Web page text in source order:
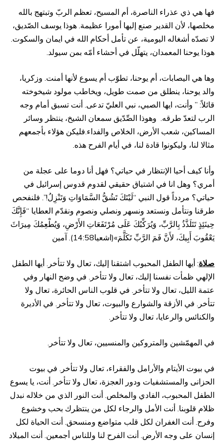
فها هي ذي عذراء الناصرة، أم المسيح، تعظم الربّ وتبتهج بالله
مخلصها، لأن القدير صنع إليها أمورا عظيمة. هوذا يوسف الصّديق،
لا تصدّه أشغاله اليومية، عن تأمل أحكام الله في ايمان والسكوت.
هوذا يوحنا المعمدان، يتهلّل في أحشاء أمّه بمن سيولد.
وها هي اليصابات، أم يوحنا، تطوّب أم يسوع لأنها أمنت. وزكريا،
والد يوحنا، ينطلق من صمت طويل، ويخاطب مولود شيخوخته
قائلاً: ” وأنت، ايها الصبي، نبي العليّ تدعى. أنت تسبق أمام وجه
الرب لتعدّ طرقه. وهوذا الصِّدّيق سمعان الشيخ، ينتظر وسائر
المساكين، شعب الأرض، الخلاص والفداء.فليكن هؤلاء بأجمعهم
مثالا لنا، وليكونوا قادة لنا، في أيام الفرح هذه.
وأنا كيف أحيا الإنتظار في حياتي؟ فهل أنا دوما على عجلة من
أمري؟ وهل انا في اشتياق حقيقي لقدوم قدوس إسرائيل في
حياتي؟ مردداً قول النبي “لَيْتَكَ تَشُقُّ السَّمَاوَاتِ وَتَنْزِلُ!”. فلنفحص
طرقنا ونتأمل ونستعد ونسهر ونصلي ونصوم ونقدّم العطايا “فَإِنَّكَ
حِينَئِذٍ تَتَلَذَّذُ بِالرَّبِّ، وَيُرَكِّبُكَ عَلَى مُرْتَفَعَاتِ الأَرْضِ، وَيُطْعِمُكَ مِيرَاثَ
يَعْقُوبَ أَبِيكَ، لأَنَّ فَمَ الرَّبِّ تَكَلَّمَ»(اشعيا14:58). آمين
صلاة: أيها الطفل المحبوب اشتقنا إليك، تعال ولا تتأخر. أيها الطفل
الإلهي ظمأت نفسنا إليك، تعال ولا تتأخر. في وضح النهار وفي
عتمة الليل، تعال ولا تتأخر. في قلوب الناس الحائرة، تعال ولا
تتأخر. في الأزقة والشوارع والبيوت، تعال ولا تتأخر. في الأديرة
والكنائس والرعايا، تعال ولا تتأخر.
في المهمّشين والمتروكين والمنسيين، تعال ولا تتأخر.
في بيوت الأيتام والأرامل والفقراء، تعال ولا تتأخر. في بيوت
الحزانى والمستشفيات ودور العجزة، تعال ولا تتأخر. أنت، يا يسوع
الطفل المحبوب، الفادي والمخلص. أنت النور الذي من خلاله نبدل
ظلام قلوبنا. أنت الأمل والرجاء لكل من ينتظرك بحب وخشوع
وفرح. أنت الغفران لكل قلب متواضع ومنسحق. أنت الحياة لكل
إنسان على وجه الأرض. أنت الفرح لنا وللناس أجمعين. أنت الميلاد